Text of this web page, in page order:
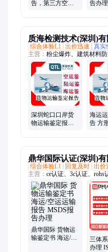
告，第三方空运
告办
质海检测技术(深圳)有
综合体验L1 出价迅速 真实
主营： 粉尘爆炸、建筑材料
告、纸箱检测、成分分析、
方检测机构、防腐等级、
深圳蛇口口岸货
物运输鉴定报告
海运
告 方
鼎华国际认证(深圳)有
综合体验L1
回复及时 出价
主营： ce认证、3c认证、rohs
测、fcc认证、cb认证、srrc认
电池检测、显示屏检测认证
鼎华国际 货物运
输鉴定书 海运/空
三体
办理